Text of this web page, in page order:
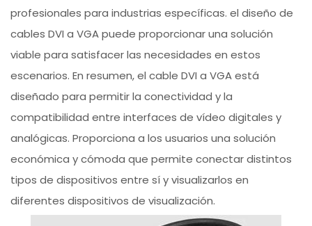
profesionales para industrias específicas. el diseño de
cables DVI a VGA puede proporcionar una solución
viable para satisfacer las necesidades en estos
escenarios. En resumen, el cable DVI a VGA está
diseñado para permitir la conectividad y la
compatibilidad entre interfaces de vídeo digitales y
analógicas. Proporciona a los usuarios una solución
económica y cómoda que permite conectar distintos
tipos de dispositivos entre sí y visualizarlos en
diferentes dispositivos de visualización.